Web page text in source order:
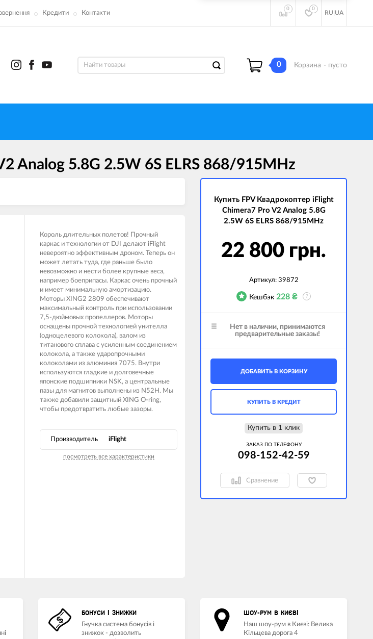
Кредити Контакти
0 0
RU UA
0 Корзина - пусто
Analog 5.8G 2.5W 6S ELRS 868/915MHz
Король длительных полетов! Прочный
каркас и технологии от DJI делают iFlight
невероятно эффективным дроном. Теперь он
может летать туда, где раньше было
невозможно и нести более крупные веса,
например боеприпасы. Каркас очень прочный
и имеет минимальную амортизацию.
Моторы XING2 2809 обеспечивают
максимальный контроль при использовании
7,5-дюймовых пропеллеров. Моторы
оснащены прочной технологией унителла
(одноцелевого колокола), валом из
титанового сплава с усиленным соединением
колокола, а также ударопрочными
колоколами из алюминия 7075. Внутри
используются гладкие и долговечные
японские подшипники NSK, а центральные
пазы для магнитов выполнены из N52H. Мы
также добавили защитный XING O-ring,
чтобы предотвратить любые зазоры.
Производитель iFlight
посмотреть все характеристики
Купить FPV Квадрокоптер iFlight
Chimera7 Pro V2 Analog 5.8G
2.5W 6S ELRS 868/915MHz
22 800 грн.
Артикул: 39872
Кешбэк 228 ₴ ?
Нет в наличии, принимаются
предварительные заказы!
ДОБАВИТЬ В КОРЗИНУ
КУПИТЬ В КРЕДИТ
Купить в 1 клик
ЗАКАЗ ПО ТЕЛЕФОНУ
098-152-42-59
Сравнение
БОНУСИ І ЗНИЖКИ
Гнучка система бонусів і
знижок - дозволить
ШОУ-РУМ В КИЄВІ
Наш шоу-рум в Києві: Велика
Кільцева дорога 4